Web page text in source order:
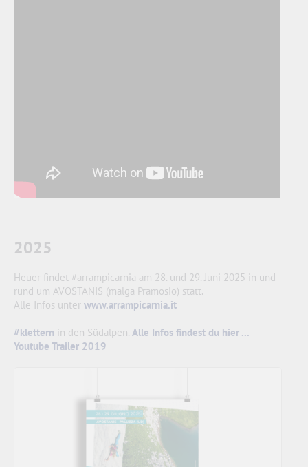
2025
Heuer findet #arrampicarnia am 28. und 29. Juni 2025 in und
rund um AVOSTANIS (malga Pramosio) statt.
Alle Infos unter www.arrampicarnia.it
#klettern in den Südalpen. Alle Infos findest du hier ...
Youtube Trailer 2019